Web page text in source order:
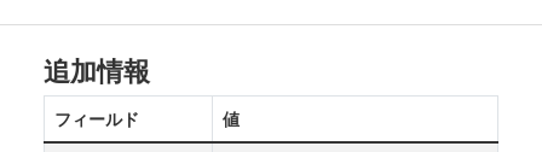
追加情報
フィールド
値